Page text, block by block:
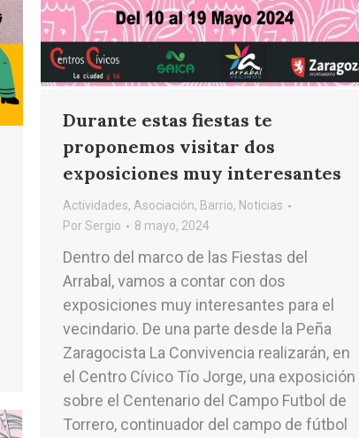
Durante estas fiestas te
proponemos visitar dos
exposiciones muy interesantes
Actividades, Asociación, Barrio, Noticias
PorSergio 8 mayo, 2024
Dentro del marco de las Fiestas del
Arrabal, vamos a contar con dos
exposiciones muy interesantes para el
vecindario. De una parte desde la Peña
Zaragocista La Convivencia realizarán, en
el Centro Cívico Tío Jorge, una exposición
sobre el Centenario del Campo Futbol de
Torrero, continuador del campo de fútbol